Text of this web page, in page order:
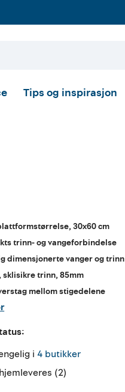
Tips og inspirasjon
30x60 cm
trinn- og vangeforbindelse
dimensjonerte vanger og trinn
sklisikre trinn, 85mm
mellom stigedelene
i 4 butikker
(2)